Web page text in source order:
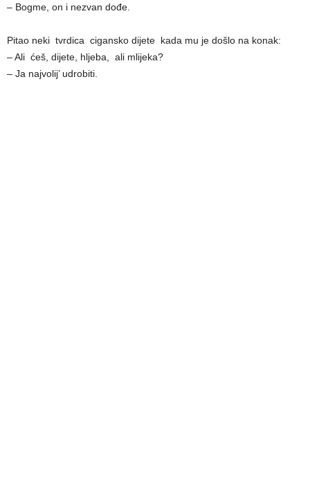
– Bogme, on i nezvan dođe.
Pitao neki tvrdica cigansko dijete kada mu je došlo na konak:
– Ali ćeš, dijete, hlјeba, ali mlijeka?
– Ja najvolij’ udrobiti.